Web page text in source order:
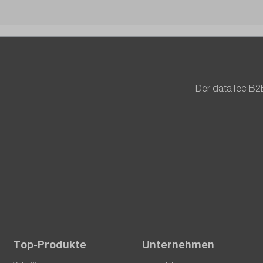
Der dataTec
Top-Produkte Unternehmen